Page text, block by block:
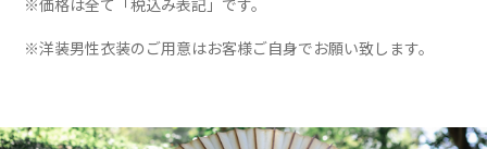
※価格は全て「税込み表記」です。
※洋装男性衣装のご用意はお客様ご自身でお願い致します。